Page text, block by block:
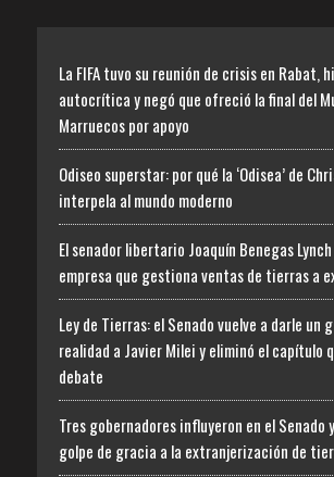
La FIFA tuvo su reunión de crisis en Rabat,
autocrítica y negó que ofreció la final del
Marruecos por apoyo
Odiseo superstar: por qué la ‘Odisea’ de
interpela al mundo moderno
El senador libertario Joaquín Benegas
empresa que gestiona ventas de tierras a
Ley de Tierras: el Senado vuelve a darle un
realidad a Javier Milei y eliminó el capítulo
debate
Tres gobernadores influyeron en el Senado
golpe de gracia a la extranjerización de